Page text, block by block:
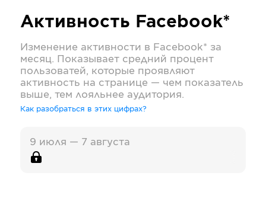
Активность Facebook*
Изменение активности в Facebook* за
месяц. Показывает средний процент
пользоватей, которые проявляют
активность на странице — чем показатель
выше, тем лояльнее аудитория.
Как разобраться в этих цифрах?
9 июля — 7 августа